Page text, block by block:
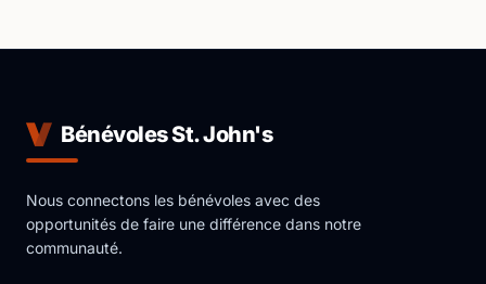
Bénévoles St. John's
Nous connectons les bénévoles avec des
opportunités de faire une différence dans notre
communauté.